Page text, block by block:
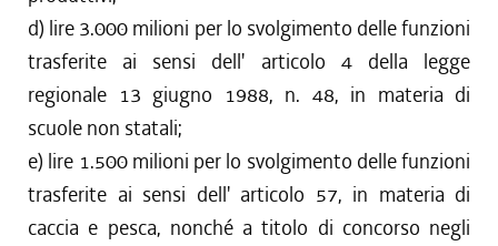
d) lire 3.000 milioni per lo svolgimento delle funzioni
trasferite ai sensi dell' articolo 4 della legge
regionale 13 giugno 1988, n. 48, in materia di
scuole non statali;
e) lire 1.500 milioni per lo svolgimento delle funzioni
trasferite ai sensi dell' articolo 57, in materia di
caccia e pesca, nonché a titolo di concorso negli